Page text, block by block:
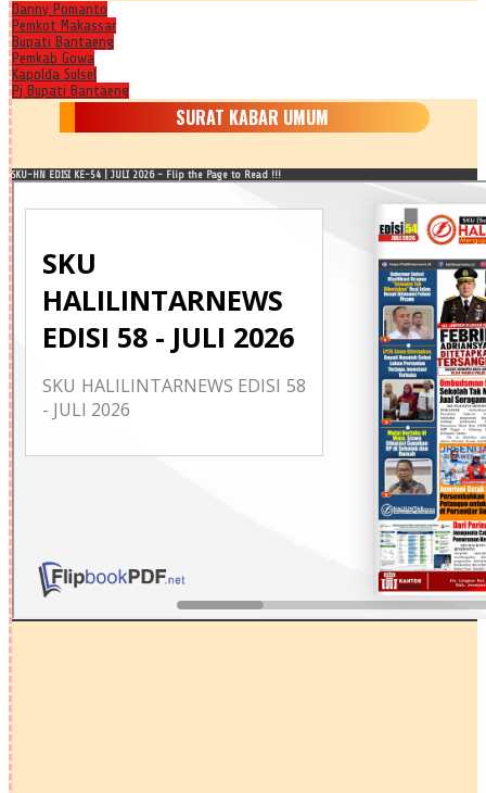
Danny Pomanto
Pemkot Makassar
Bupati Bantaeng
Pemkab Gowa
Kapolda Sulsel
Pj Bupati Bantaeng
SURAT KABAR UMUM
SKU-HN EDISI KE-54 | JULI 2026 - Flip the Page to Read !!!